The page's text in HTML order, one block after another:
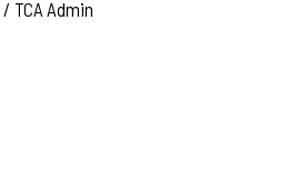
TCA Admin